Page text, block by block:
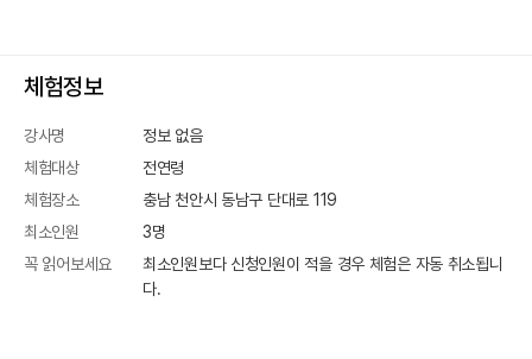
체험정보
강사명
정보 없음
체험대상
전연령
체험장소
충남 천안시 동남구 단대로 119
최소인원
3명
꼭 읽어보세요
최소인원보다 신청인원이 적을 경우 체험은 자동 취소됩니
다.